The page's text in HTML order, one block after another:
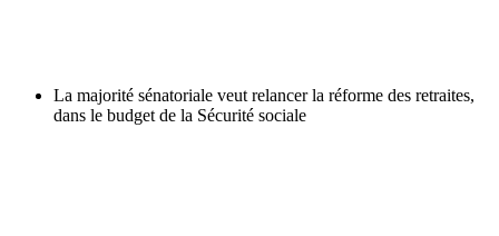
La majorité sénatoriale veut relancer la réforme des retraites,
dans le budget de la Sécurité sociale